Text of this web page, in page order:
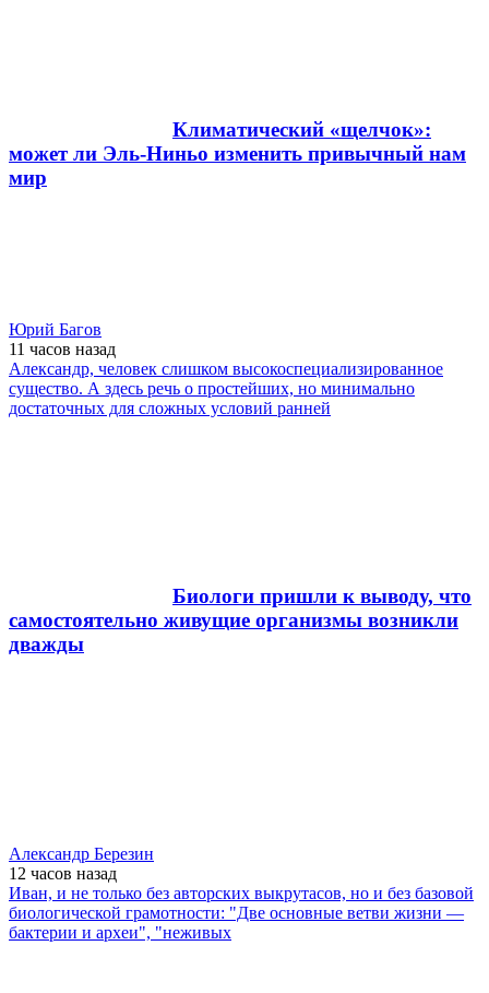
Климатический «щелчок»:
может ли Эль-Ниньо изменить привычный нам
мир
Юрий Багов
11 часов назад
Александр, человек слишком высокоспециализированное
существо. А здесь речь о простейших, но минимально
достаточных для сложных условий ранней
Биологи пришли к выводу, что
самостоятельно живущие организмы возникли
дважды
Александр Березин
12 часов назад
Иван, и не только без авторских выкрутасов, но и без базовой
биологической грамотности: "Две основные ветви жизни —
бактерии и археи", "неживых